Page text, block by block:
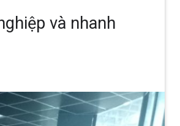
và nhanh